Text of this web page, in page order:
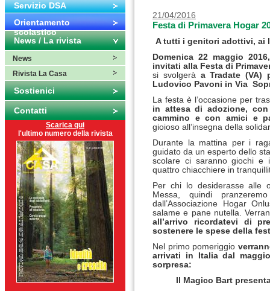
Servizio DSA
Orientamento
scolastico
News / La rivista
News
Rivista La Casa
Sostienici
Contatti
Scarica qui
l'ultimo numero della rivista
21/04/2016
Festa di Primavera Hogar
A tutti i genitori adottivi, ai
Domenica 22 maggio
invitati alla Festa di
si svolgerà a Tradate (VA)
Ludovico Pavoni in Via
La festa è l’occasione per
in attesa di adozione,
cammino e con amici e
gioioso all’insegna della
Durante la mattina per i
guidato da un esperto dello
scolare ci saranno giochi e
quattro chiacchiere in
Per chi lo desiderasse alle
Messa, quindi
dall’Associazione Hogar
salame e pane nutella.
all’arrivo ricordatevi di
sostenere le spese della
Nel primo pomeriggio
arrivati in Italia dal
sorpresa:
Il Magico Bart